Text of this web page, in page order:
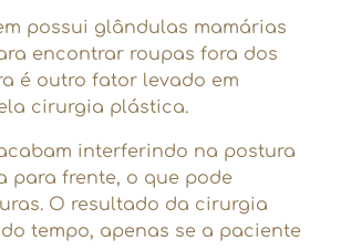
possui glândulas mamárias
encontrar roupas fora dos
é outro fator levado em
cirurgia plástica.
interferindo na postura
para frente, o que pode
O resultado da cirurgia
tempo, apenas se a paciente